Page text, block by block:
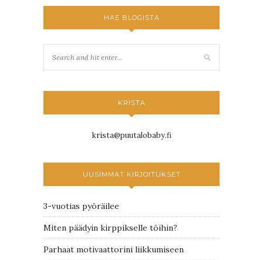
HAE BLOGISTA
KRISTA
krista@puutalobaby.fi
UUSIMMAT KIRJOITUKSET
3-vuotias pyöräilee
Miten päädyin kirppikselle töihin?
Parhaat motivaattorini liikkumiseen